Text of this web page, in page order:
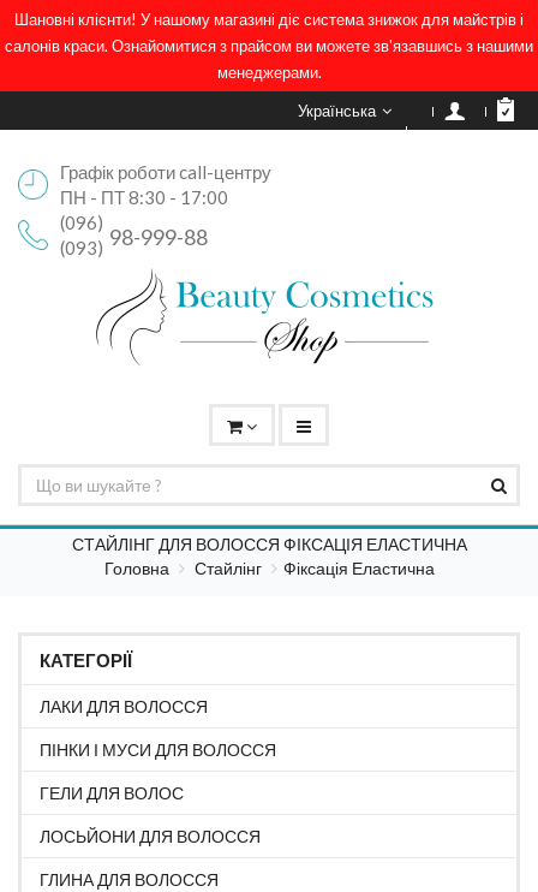
Шановні клієнти! У нашому магазині діє система знижок для майстрів і
салонів краси. Ознайомитися з прайсом ви можете зв'язавшись з нашими
менеджерами.
Українська
Графік роботи call-центру
ПН - ПТ 8:30 - 17:00
(096)
98-999-88
(093)
СТАЙЛІНГ ДЛЯ ВОЛОССЯ ФІКСАЦІЯ ЕЛАСТИЧНА
Головна
Стайлінг Фіксація Еластична
КАТЕГОРІЇ
ЛАКИ ДЛЯ ВОЛОССЯ
ПІНКИ І МУСИ ДЛЯ ВОЛОССЯ
ГЕЛИ ДЛЯ ВОЛОС
ЛОСЬЙОНИ ДЛЯ ВОЛОССЯ
ГЛИНА ДЛЯ ВОЛОССЯ